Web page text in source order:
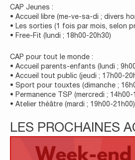
CAP Jeunes :
• Accueil libre (me-ve-sa-di ; divers
• Les sorties (1 fois par mois, selon
• Free-Fit (lundi ; 18h00-20h30)
CAP pour tout le monde :
• Accueil parents-enfants (lundi ;
• Accueil tout public (jeudi ; 17h00-
• Sport pour touxtes (dimanche ;
• Permanence TSP (mercredi ; 14h00-
• Atelier théâtre (mardi ; 19h00-21h00)
LES PROCHAINES